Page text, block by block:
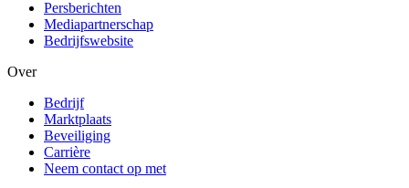
Persberichten
Mediapartnerschap
Bedrijfswebsite
Over
Bedrijf
Marktplaats
Beveiliging
Carrière
Neem contact op met